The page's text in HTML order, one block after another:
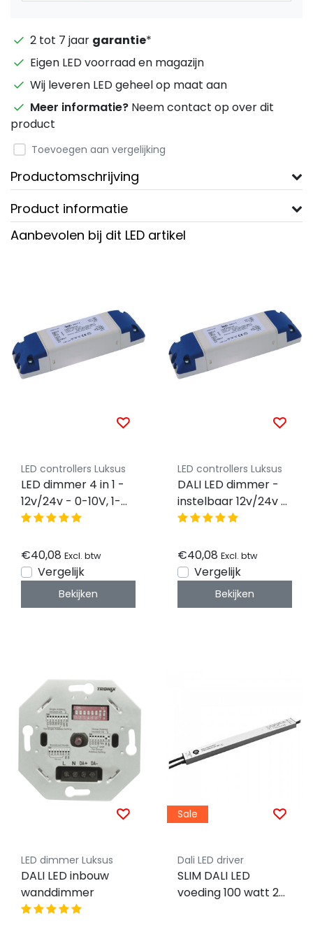
2 tot 7 jaar garantie*
Eigen LED voorraad en magazijn
Wij leveren LED geheel op maat aan
Meer informatie? Neem contact op over dit
product
Toevoegen aan vergelijking
Productomschrijving
Product informatie
Aanbevolen bij dit LED artikel
LED controllers Luksus
LED dimmer 4 in 1 -
12v/24v - 0-10V, 1-
10V, Dali, Push Dim -
€40,08 Excl. btw
Vergelijk
Bekijken
LED controllers Luksus
DALI LED dimmer -
instelbaar 12v/24v -
4 in 1
€40,08 Excl. btw
Vergelijk
Bekijken
LED dimmer Luksus
DALI LED inbouw
wanddimmer
Sale
Dali LED driver
SLIM DALI LED
voeding 100 watt 24